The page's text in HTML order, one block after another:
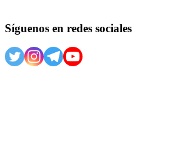
Síguenos en redes sociales